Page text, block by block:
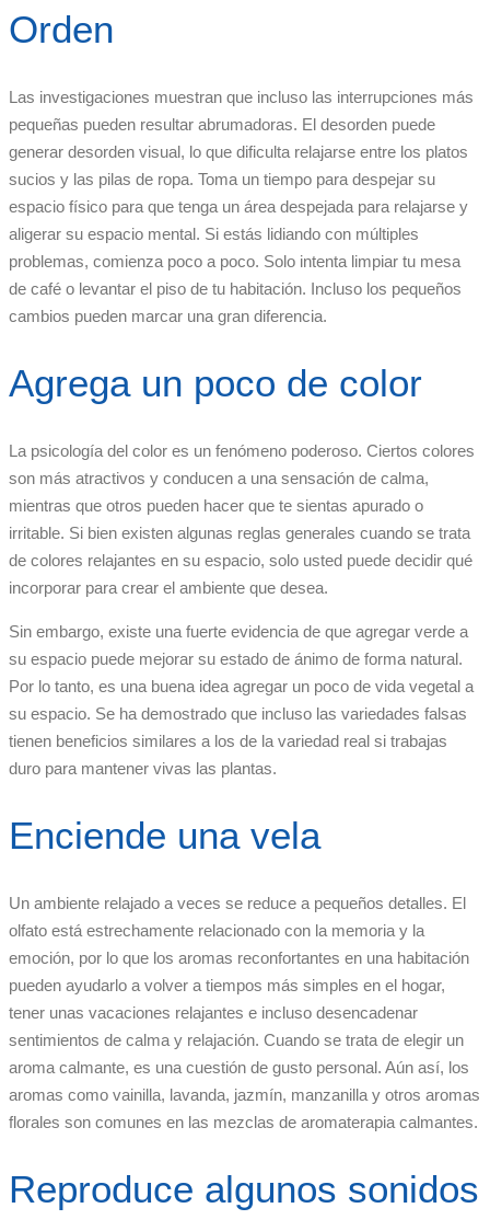
Orden
Las investigaciones muestran que incluso las interrupciones más
pequeñas pueden resultar abrumadoras. El desorden puede
generar desorden visual, lo que dificulta relajarse entre los platos
sucios y las pilas de ropa. Toma un tiempo para despejar su
espacio físico para que tenga un área despejada para relajarse y
aligerar su espacio mental. Si estás lidiando con múltiples
problemas, comienza poco a poco. Solo intenta limpiar tu mesa
de café o levantar el piso de tu habitación. Incluso los pequeños
cambios pueden marcar una gran diferencia.
Agrega un poco de color
La psicología del color es un fenómeno poderoso. Ciertos colores
son más atractivos y conducen a una sensación de calma,
mientras que otros pueden hacer que te sientas apurado o
irritable. Si bien existen algunas reglas generales cuando se trata
de colores relajantes en su espacio, solo usted puede decidir qué
incorporar para crear el ambiente que desea.
Sin embargo, existe una fuerte evidencia de que agregar verde a
su espacio puede mejorar su estado de ánimo de forma natural.
Por lo tanto, es una buena idea agregar un poco de vida vegetal a
su espacio. Se ha demostrado que incluso las variedades falsas
tienen beneficios similares a los de la variedad real si trabajas
duro para mantener vivas las plantas.
Enciende una vela
Un ambiente relajado a veces se reduce a pequeños detalles. El
olfato está estrechamente relacionado con la memoria y la
emoción, por lo que los aromas reconfortantes en una habitación
pueden ayudarlo a volver a tiempos más simples en el hogar,
tener unas vacaciones relajantes e incluso desencadenar
sentimientos de calma y relajación. Cuando se trata de elegir un
aroma calmante, es una cuestión de gusto personal. Aún así, los
aromas como vainilla, lavanda, jazmín, manzanilla y otros aromas
florales son comunes en las mezclas de aromaterapia calmantes.
Reproduce algunos sonidos